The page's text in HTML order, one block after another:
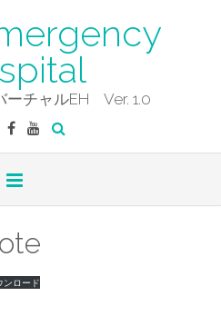
チャルEH Ver. 1.0
ンロード